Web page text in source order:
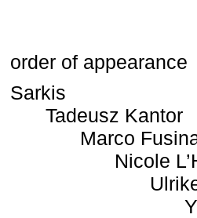
order of appearance
Sarkis
Tadeusz Kantor
Marco
Nicole